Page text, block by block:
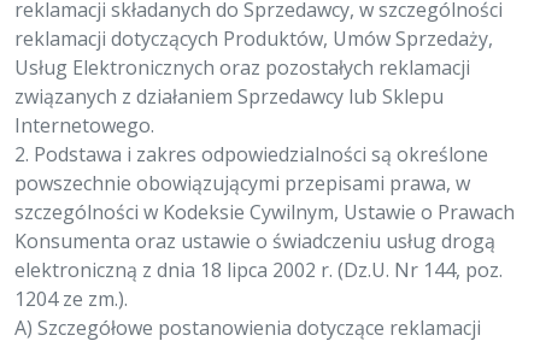
reklamacji składanych do Sprzedawcy, w szczególności
reklamacji dotyczących Produktów, Umów Sprzedaży,
Usług Elektronicznych oraz pozostałych reklamacji
związanych z działaniem Sprzedawcy lub Sklepu
Internetowego.
2. Podstawa i zakres odpowiedzialności są określone
powszechnie obowiązującymi przepisami prawa, w
szczególności w Kodeksie Cywilnym, Ustawie o Prawach
Konsumenta oraz ustawie o świadczeniu usług drogą
elektroniczną z dnia 18 lipca 2002 r. (Dz.U. Nr 144, poz.
1204 ze zm.).
A) Szczegółowe postanowienia dotyczące reklamacji